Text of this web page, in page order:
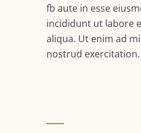
fb aute in esse
incididunt ut labore
aliqua. Ut enim ad
nostrud exercitation.